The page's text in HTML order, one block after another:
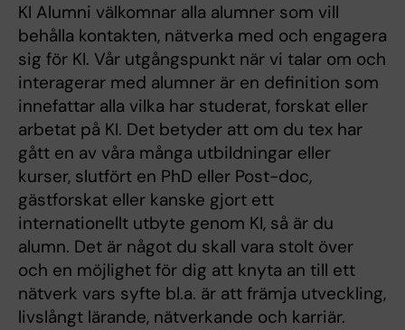
KI Alumni välkomnar alla alumner som vill
behålla kontakten, nätverka med och engagera
sig för KI. Vår utgångspunkt när vi talar om och
interagerar med alumner är en definition som
innefattar alla vilka har studerat, forskat eller
arbetat på KI. Det betyder att om du tex har
gått en av våra många utbildningar eller
kurser, slutfört en PhD eller Post-doc,
gästforskat eller kanske gjort ett
internationellt utbyte genom KI, så är du
alumn. Det är något du skall vara stolt över
och en möjlighet för dig att knyta an till ett
nätverk vars syfte bl.a. är att främja utveckling,
livslångt lärande, nätverkande och karriär.